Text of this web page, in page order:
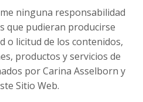
ninguna responsabilidad
que pudieran producirse
o licitud de los contenidos,
productos y servicios de
por Carina Asselborn y
Sitio Web.